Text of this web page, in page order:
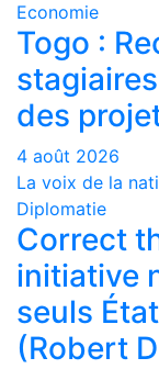
Economie
Togo :
des
4 août 2026
La voix de la
Diplomatie
Correct
initiative
seuls
(Robert